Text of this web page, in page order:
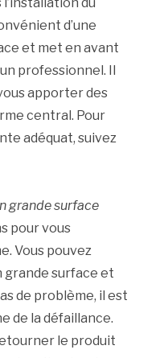
d’une
et met en avant
professionnel. Il
apporter des
central. Pour
adéquat, suivez
grande surface
pour vous
Vous pouvez
surface et
de problème, il est
de la défaillance.
le produit